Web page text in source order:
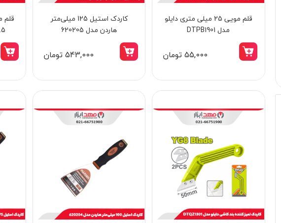
دریل بتن‌ کن سه حالته 32 میلی‌ متر 1500
18,998,000 تومان
قلم مویی 25 میلی متری دایلو
مدل DTPB1901
55,000 تومان
کاردک استیل 125 میلی‌متر
هاردن مدل 620205
543,000 تومان